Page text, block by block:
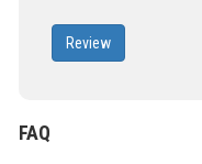
Review
FAQ